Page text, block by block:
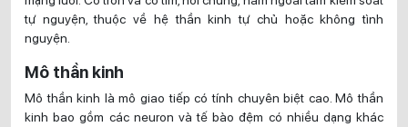
tự nguyện, thuộc về hệ thần kinh tự chủ hoặc không tình
nguyện.
Mô thần kinh
Mô thần kinh là mô giao tiếp có tính chuyên biệt cao. Mô thần
kinh bao gồm các neuron và tế bào đệm có nhiều dạng khác